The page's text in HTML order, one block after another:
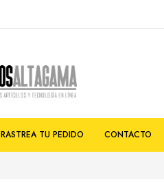
RASTREA TU PEDIDO CONTACTO